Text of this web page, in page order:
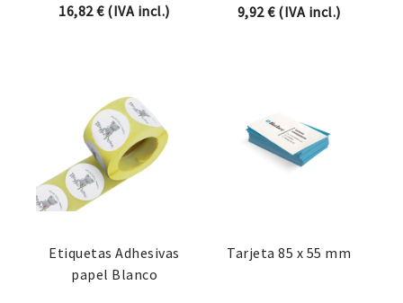
16,82€(IVA incl.) 9,92€(IVA incl.)
Etiquetas Adhesivas
papel Blanco
Tarjeta 85 x 55 mm